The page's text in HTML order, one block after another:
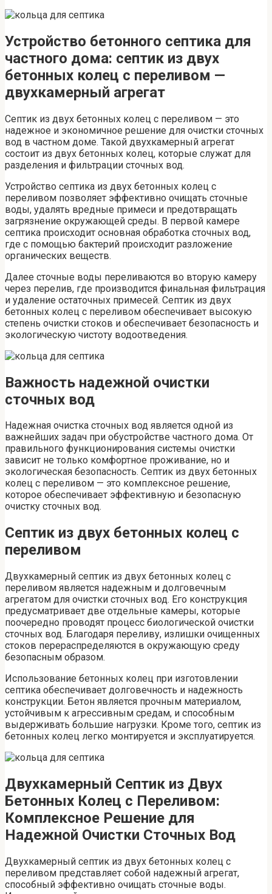
Устройство бетонного септика для
частного дома: септик из двух
бетонных колец с переливом —
двухкамерный агрегат
Септик из двух бетонных колец с переливом — это
надежное и экономичное решение для очистки сточных
вод в частном доме. Такой двухкамерный агрегат
состоит из двух бетонных колец, которые служат для
разделения и фильтрации сточных вод.
Устройство септика из двух бетонных колец с
переливом позволяет эффективно очищать сточные
воды, удалять вредные примеси и предотвращать
загрязнение окружающей среды. В первой камере
септика происходит основная обработка сточных вод,
где с помощью бактерий происходит разложение
органических веществ.
Далее сточные воды переливаются во вторую камеру
через перелив, где производится финальная фильтрация
и удаление остаточных примесей. Септик из двух
бетонных колец с переливом обеспечивает высокую
степень очистки стоков и обеспечивает безопасность и
экологическую чистоту водоотведения.
Важность надежной очистки
сточных вод
Надежная очистка сточных вод является одной из
важнейших задач при обустройстве частного дома. От
правильного функционирования системы очистки
зависит не только комфортное проживание, но и
экологическая безопасность. Септик из двух бетонных
колец с переливом — это комплексное решение,
которое обеспечивает эффективную и безопасную
очистку сточных вод.
Септик из двух бетонных колец с
переливом
Двухкамерный септик из двух бетонных колец с
переливом является надежным и долговечным
агрегатом для очистки сточных вод. Его конструкция
предусматривает две отдельные камеры, которые
поочередно проводят процесс биологической очистки
сточных вод. Благодаря переливу, излишки очищенных
стоков перераспределяются в окружающую среду
безопасным образом.
Использование бетонных колец при изготовлении
септика обеспечивает долговечность и надежность
конструкции. Бетон является прочным материалом,
устойчивым к агрессивным средам, и способным
выдерживать большие нагрузки. Кроме того, септик из
бетонных колец легко монтируется и эксплуатируется.
Двухкамерный Септик из Двух
Бетонных Колец с Переливом:
Комплексное Решение для
Надежной Очистки Сточных Вод
Двухкамерный септик из двух бетонных колец с
переливом представляет собой надежный агрегат,
способный эффективно очищать сточные воды.